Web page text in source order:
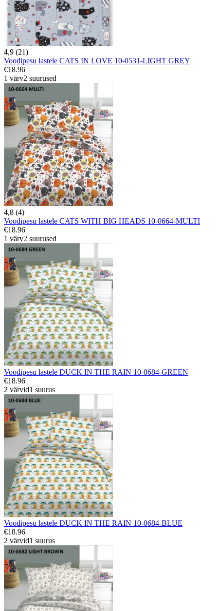
4,9 (21)
Voodipesu lastele CATS IN LOVE 10-0531-LIGHT GREY
€18.96
1 värv2 suurused
4,8 (4)
Voodipesu lastele CATS WITH BIG HEADS 10-0664-MULTI
€18.96
1 värv2 suurused
Voodipesu lastele DUCK IN THE RAIN 10-0684-GREEN
€18.96
2 värvid1 suurus
Voodipesu lastele DUCK IN THE RAIN 10-0684-BLUE
€18.96
2 värvid1 suurus